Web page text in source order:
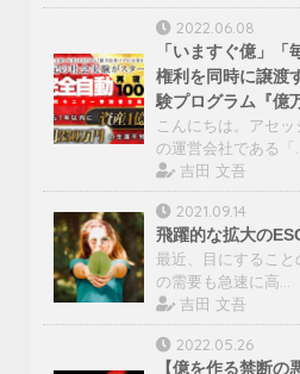
2022.06.08
「いますぐ億」
権利を同時に譲渡
験プログラム『億
こんにちは。アセ
の運営会社である「…
吉田 文吾
2021.09.14
飛躍的な拡大の
最近、目にすること
の需要も急速に高…
吉田 文吾
2022.05.26
【億を作る禁断の